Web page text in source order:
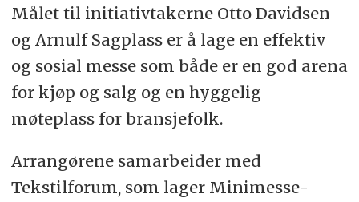
Målet til initiativtakerne Otto Davidsen
og Arnulf Sagplass er å lage en effektiv
og sosial messe som både er en god arena
for kjøp og salg og en hyggelig
møteplass for bransjefolk.
Arrangørene samarbeider med
Tekstilforum, som lager Minimesse-